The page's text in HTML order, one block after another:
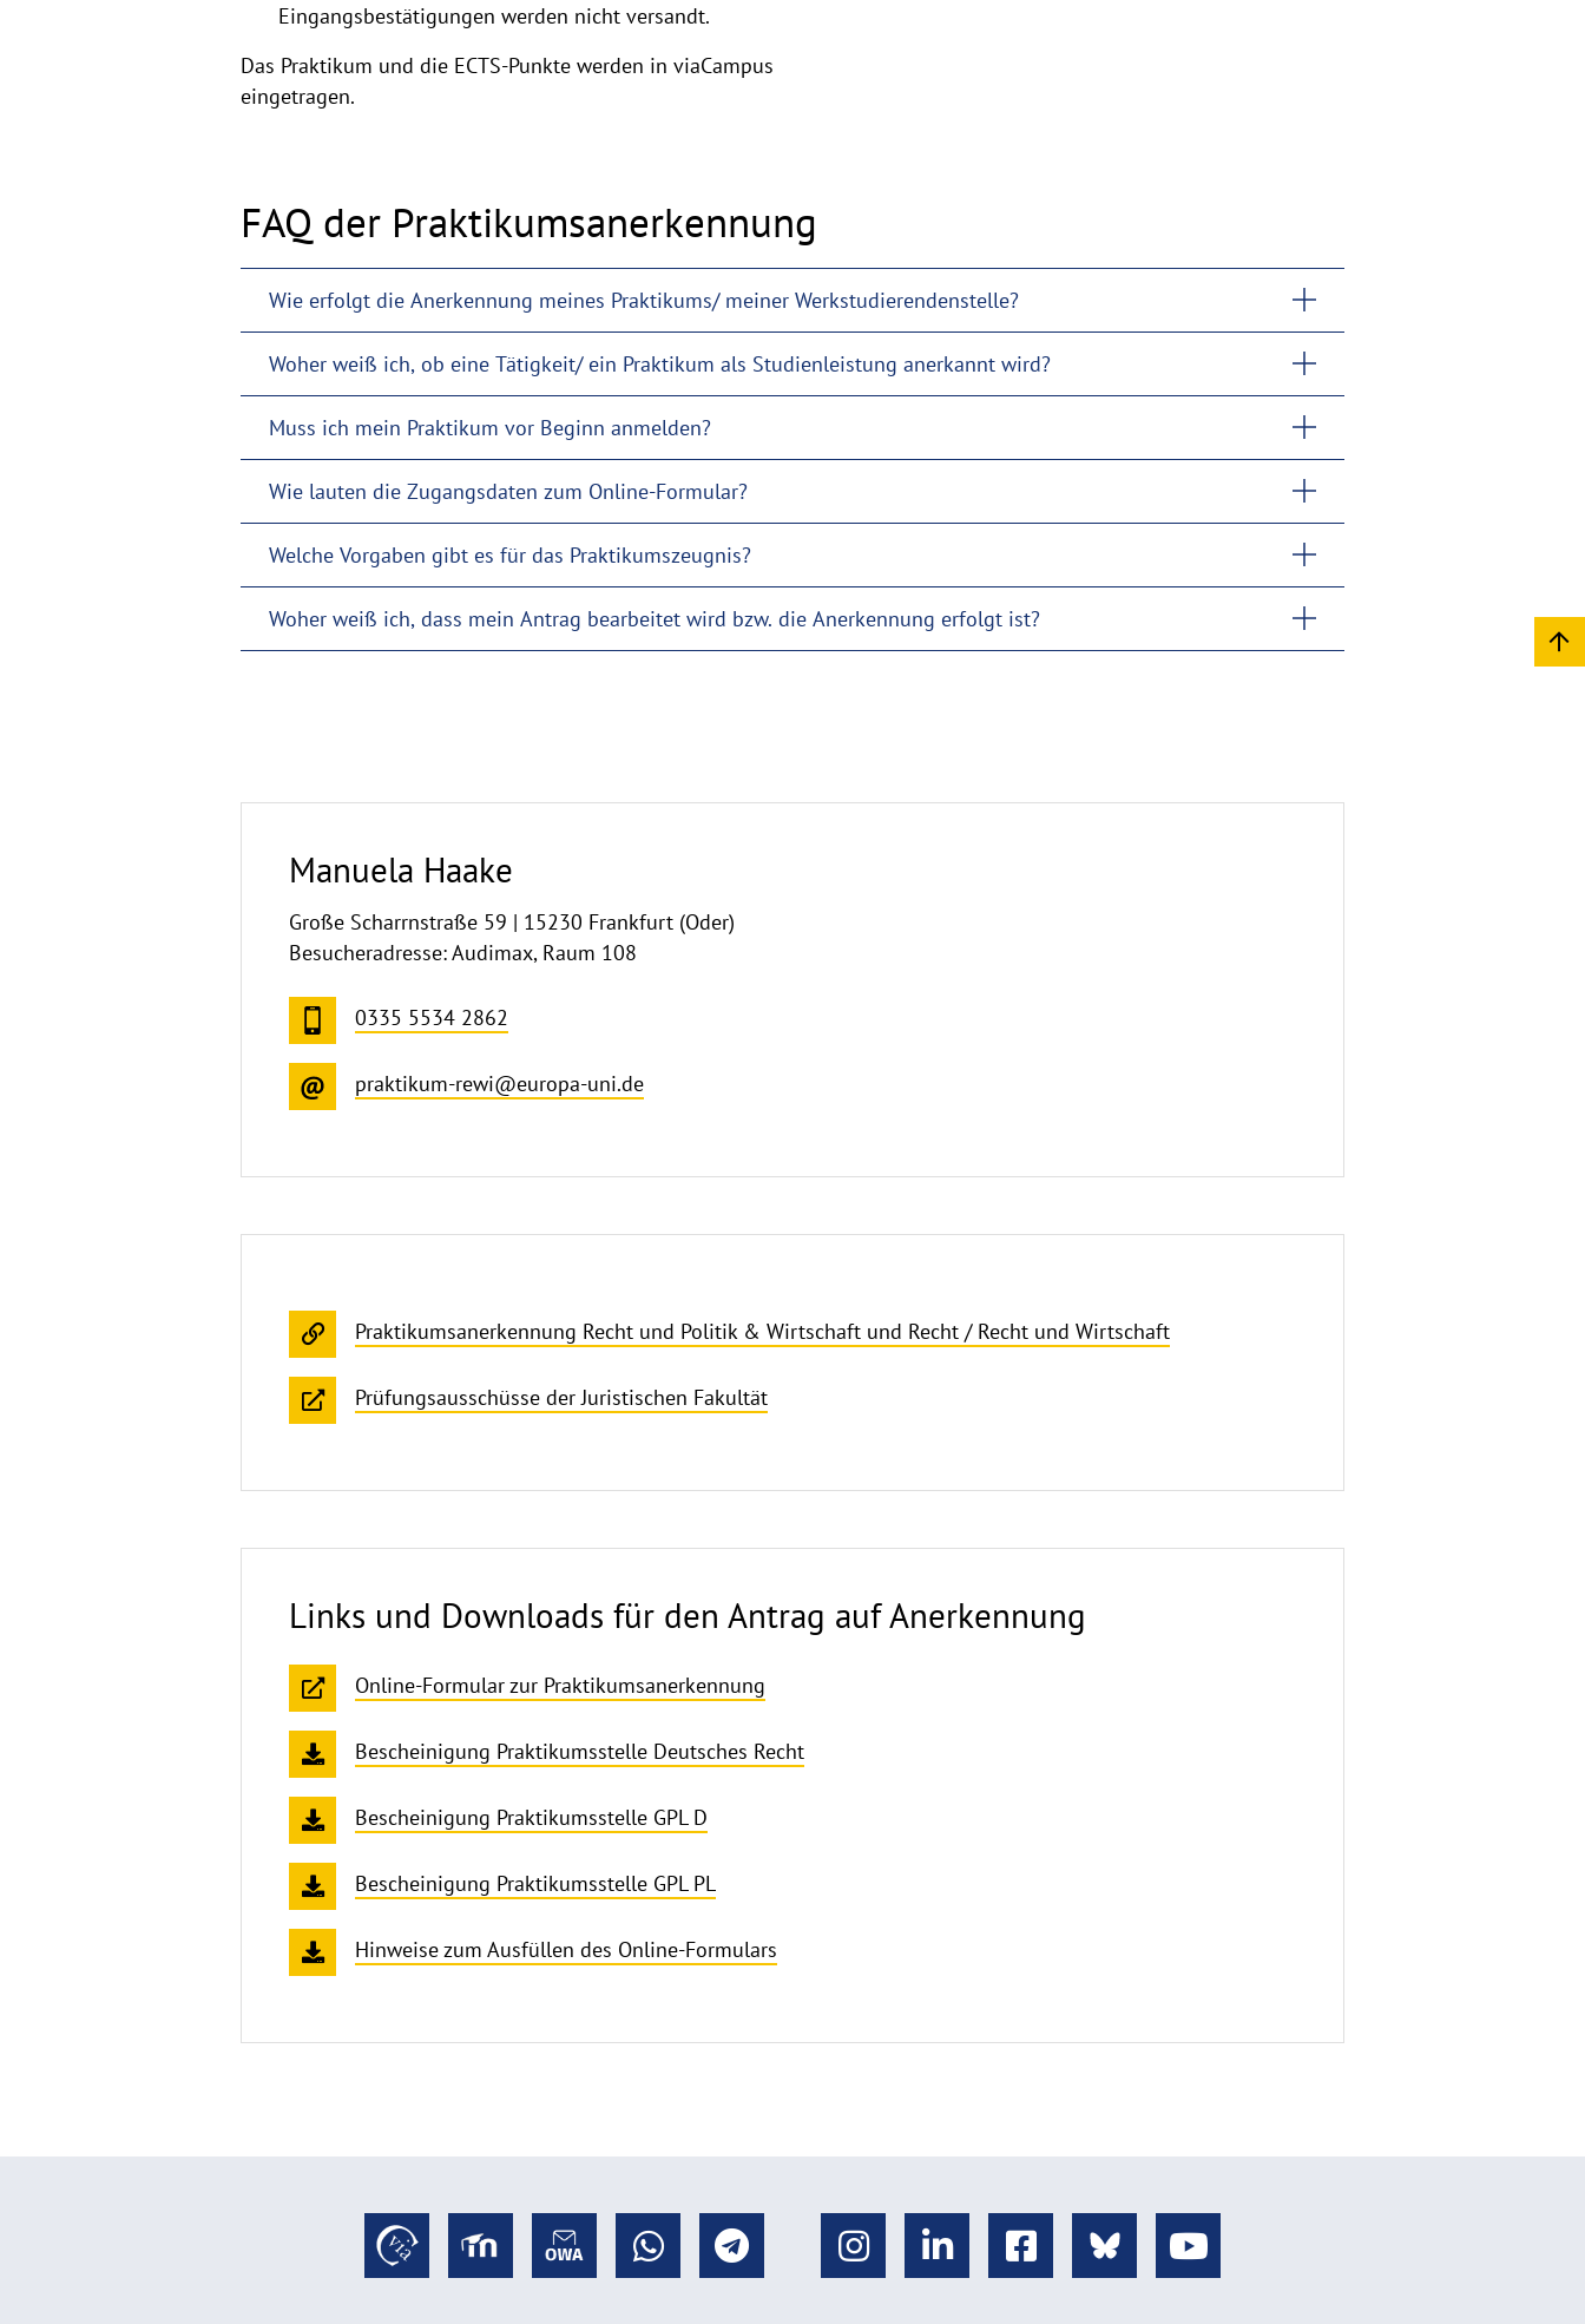
Eingangsbestätigungen werden nicht versandt.
Das Praktikum und die ECTS-Punkte werden in viaCampus
eingetragen.
FAQ der Praktikumsanerkennung
Wie erfolgt die Anerkennung meines Praktikums/ meiner Werkstudierendenstelle?
Woher weiß ich, ob eine Tätigkeit/ ein Praktikum als Studienleistung anerkannt wird?
Muss ich mein Praktikum vor Beginn anmelden?
Wie lauten die Zugangsdaten zum Online-Formular?
Welche Vorgaben gibt es für das Praktikumszeugnis?
Woher weiß ich, dass mein Antrag bearbeitet wird bzw. die Anerkennung erfolgt ist?
Manuela Haake
Große Scharrnstraße 59 | 15230 Frankfurt (Oder)
Besucheradresse: Audimax, Raum 108
0335 5534 2862
praktikum-rewi@europa-uni.de
Praktikumsanerkennung Recht und Politik & Wirtschaft und Recht / Recht und Wirtschaft
Prüfungsausschüsse der Juristischen Fakultät
Links und Downloads für den Antrag auf Anerkennung
Online-Formular zur Praktikumsanerkennung
Bescheinigung Praktikumsstelle Deutsches Recht
Bescheinigung Praktikumsstelle GPL D
Bescheinigung Praktikumsstelle GPL PL
Hinweise zum Ausfüllen des Online-Formulars